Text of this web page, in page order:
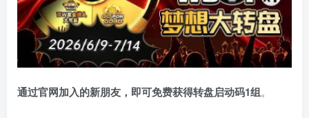
通过官网加入的新朋友，即可免费获得转盘启动码1组。